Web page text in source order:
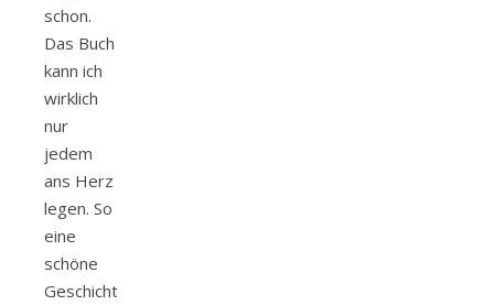
schon.
Das Buch
kann ich
wirklich
nur
jedem
ans Herz
legen. So
eine
schöne
Geschichte